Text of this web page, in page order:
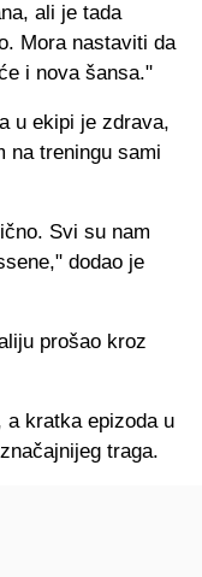
ali je tada
Mora nastaviti da
i nova šansa."
u ekipi je zdrava,
na treningu sami
Svi su nam
dodao je
prošao kroz
a kratka epizoda u
traga.